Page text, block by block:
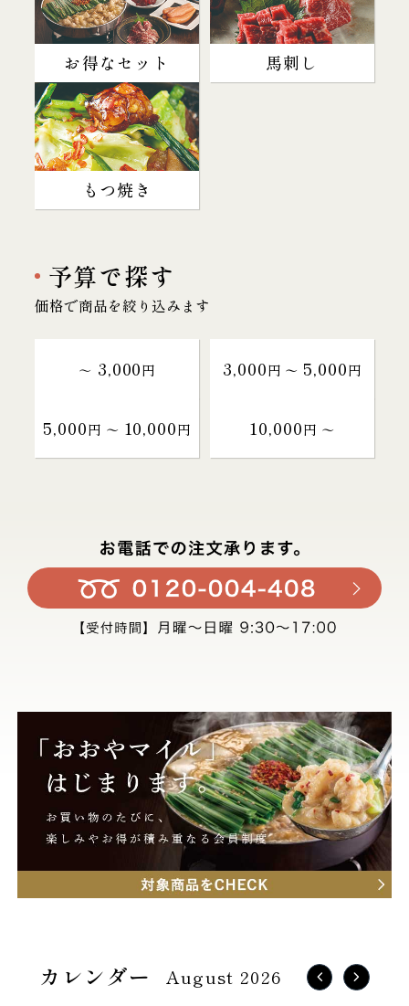
お得なセット 馬刺し
もつ焼き
予算で探す
価格で商品を絞り込みます
～ 3,000円 3,000円 〜 5,000円
5,000円 〜 10,000円 10,000円 〜
August 2026